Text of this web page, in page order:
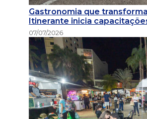
Gastronomia que
Itinerante inicia
07/07/2026